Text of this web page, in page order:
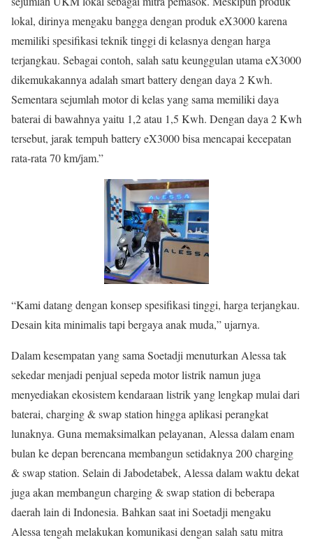
lokal, dirinya mengaku bangga dengan produk eX3000 karena
memiliki spesifikasi teknik tinggi di kelasnya dengan harga
terjangkau. Sebagai contoh, salah satu keunggulan utama eX3000
dikemukakannya adalah smart battery dengan daya 2 Kwh.
Sementara sejumlah motor di kelas yang sama memiliki daya
baterai di bawahnya yaitu 1,2 atau 1,5 Kwh. Dengan daya 2 Kwh
tersebut, jarak tempuh battery eX3000 bisa mencapai kecepatan
rata-rata 70 km/jam.”
“Kami datang dengan konsep spesifikasi tinggi, harga terjangkau.
Desain kita minimalis tapi bergaya anak muda,” ujarnya.
Dalam kesempatan yang sama Soetadji menuturkan Alessa tak
sekedar menjadi penjual sepeda motor listrik namun juga
menyediakan ekosistem kendaraan listrik yang lengkap mulai dari
baterai, charging & swap station hingga aplikasi perangkat
lunaknya. Guna memaksimalkan pelayanan, Alessa dalam enam
bulan ke depan berencana membangun setidaknya 200 charging
& swap station. Selain di Jabodetabek, Alessa dalam waktu dekat
juga akan membangun charging & swap station di beberapa
daerah lain di Indonesia. Bahkan saat ini Soetadji mengaku
Alessa tengah melakukan komunikasi dengan salah satu mitra